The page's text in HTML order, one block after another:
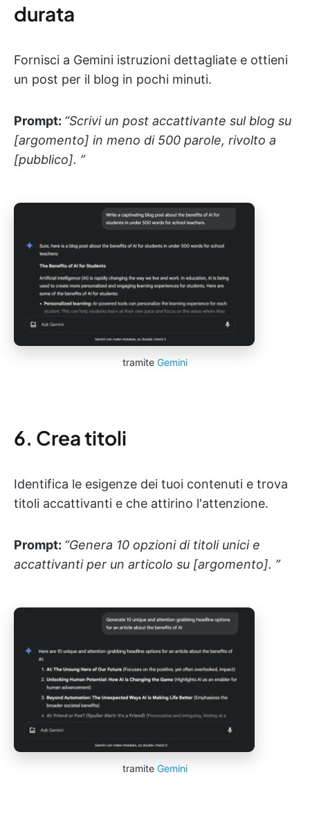
durata
Fornisci a Gemini istruzioni dettagliate e ottieni
un post per il blog in pochi minuti.
Prompt: “Scrivi un post accattivante sul blog su
[argomento] in meno di 500 parole, rivolto a
[pubblico]. ”
tramite Gemini
6. Crea titoli
Identifica le esigenze dei tuoi contenuti e trova
titoli accattivanti e che attirino l'attenzione.
Prompt: “Genera 10 opzioni di titoli unici e
accattivanti per un articolo su [argomento]. ”
tramite Gemini